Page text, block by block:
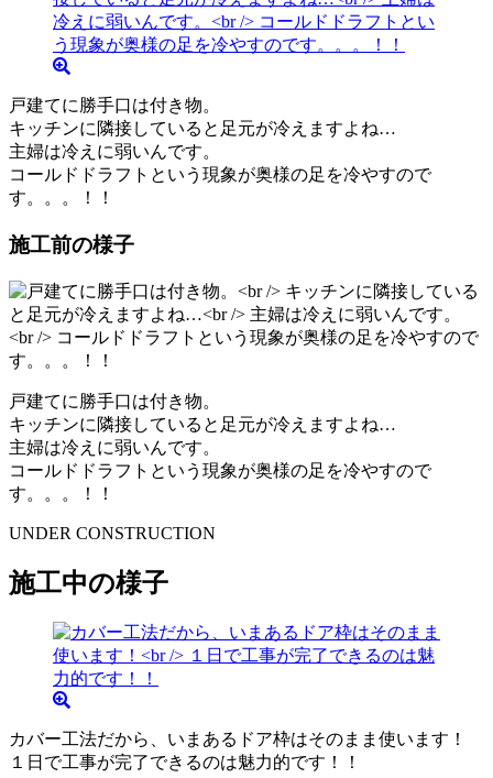
戸建てに勝手口は付き物。
キッチンに隣接していると足元が冷えますよね…
主婦は冷えに弱いんです。
コールドドラフトという現象が奥様の足を冷やすので
す。。。！！
施工前の様子
戸建てに勝手口は付き物。
キッチンに隣接していると足元が冷えますよね…
主婦は冷えに弱いんです。
コールドドラフトという現象が奥様の足を冷やすので
す。。。！！
UNDER CONSTRUCTION
施工中の様子
カバー工法だから、いまあるドア枠はそのまま使います！
１日で工事が完了できるのは魅力的です！！